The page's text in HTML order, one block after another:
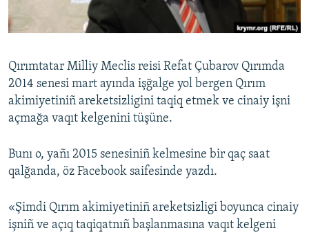
Українською
RFE/RS bütün saytları
Qırımtatar Milliy Meclis reisi Refat Çubarov Qırımda
2014 senesi mart ayında işğalge yol bergen Qırım
akimiyetiniñ areketsizligini taqiq etmek ve cinaiy işni
açmağa vaqıt kelgenini tüşüne.
Bunı o, yañı 2015 senesiniñ kelmesine bir qaç saat
qalğanda, öz Facebook saifesinde yazdı.
«Şimdi Qırım akimiyetiniñ areketsizligi boyunca cinaiy
işniñ ve açıq taqiqatnıñ başlanmasına vaqıt kelgeni